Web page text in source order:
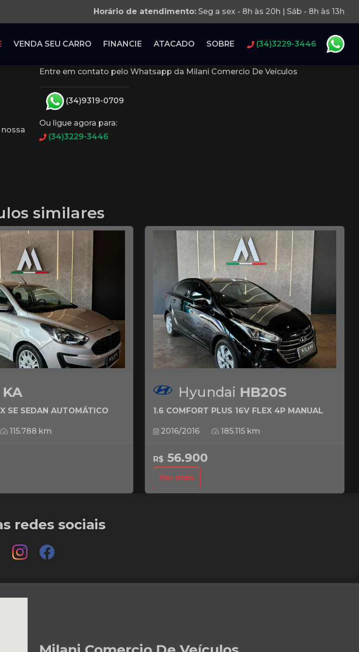
Horário de atendimento: Seg a sex - 8h às 20h | Sáb - 8h às 13h
VENDA SEU CARRO FINANCIE ATACADO SOBRE (34)3229-3446
Entre em contato pelo Whatsapp da Milani Comercio De Veículos
(34)9319-0709
Ou ligue agora para:
(34)3229-3446
similares
KA
SE SEDAN AUTOMÁTICO
115.788 km
Hyundai HB20S
1.6 COMFORT PLUS 16V FLEX 4P MANUAL
2016/2016 185.115 km
R$ 56.900
Ver mais
redes sociais